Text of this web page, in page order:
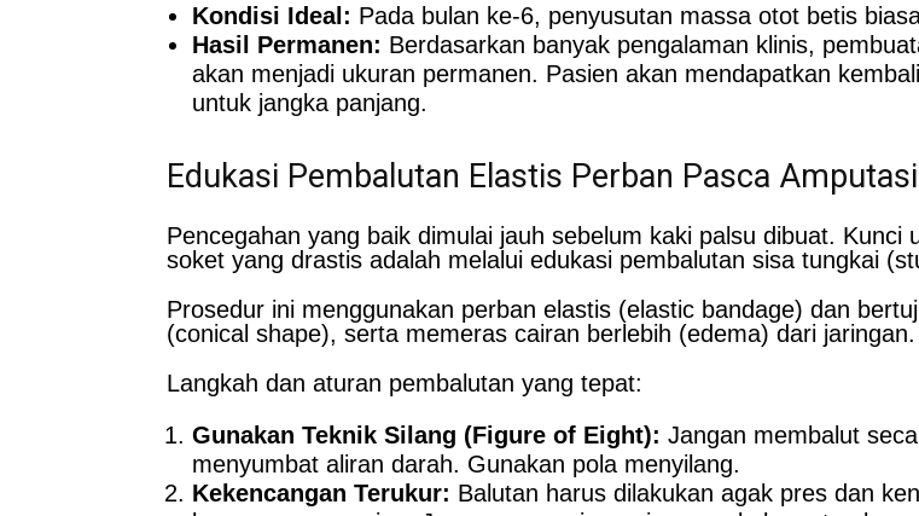
Kondisi Ideal: Pada bulan ke-6, penyusutan massa otot betis
Hasil Permanen: Berdasarkan banyak pengalaman klinis,
akan menjadi ukuran permanen. Pasien akan mendapatkan
untuk jangka panjang.
Edukasi Pembalutan Elastis Perban Pasca Amputasi
Pencegahan yang baik dimulai jauh sebelum kaki palsu dibuat.
soket yang drastis adalah melalui edukasi pembalutan sisa tungkai
Prosedur ini menggunakan perban elastis (elastic bandage) dan
(conical shape), serta memeras cairan berlebih (edema) dari jaringan.
Langkah dan aturan pembalutan yang tepat:
Gunakan Teknik Silang (Figure of Eight): Jangan membalut
menyumbat aliran darah. Gunakan pola menyilang.
Kekencangan Terukur: Balutan harus dilakukan agak pres dan